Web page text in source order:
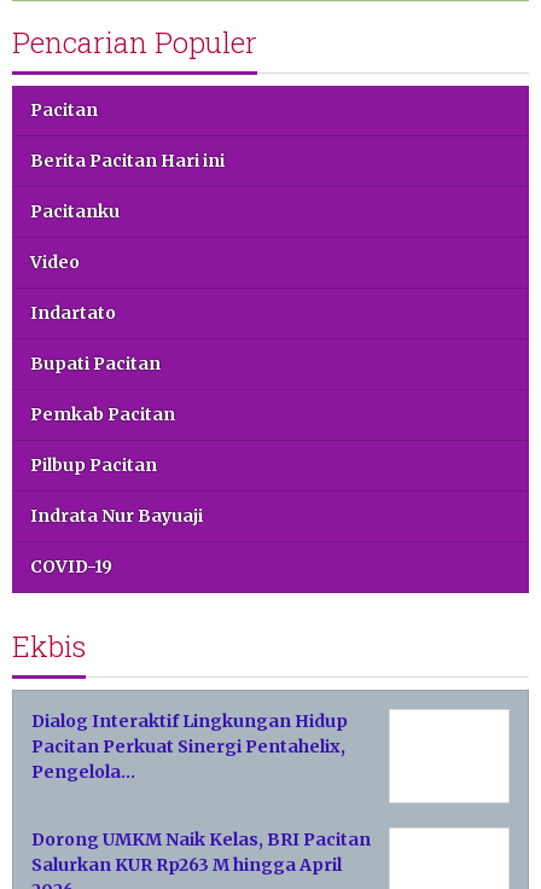
Pencarian Populer
Pacitan
Berita Pacitan Hari ini
Pacitanku
Video
Indartato
Bupati Pacitan
Pemkab Pacitan
Pilbup Pacitan
Indrata Nur Bayuaji
COVID-19
Ekbis
Dialog Interaktif Lingkungan Hidup
Pacitan Perkuat Sinergi Pentahelix,
Pengelola…
Dorong UMKM Naik Kelas, BRI Pacitan
Salurkan KUR Rp263 M hingga April